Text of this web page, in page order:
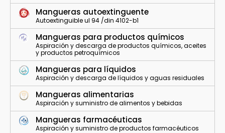
Mangueras autoextinguente
Autoextinguible ul 94 /din 4102-b1
Mangueras para productos químicos
Aspiración y descarga de productos químicos, aceites
y productos petroquímicos
Mangueras para líquidos
Aspiración y descarga de líquidos y aguas residuales
Mangueras alimentarias
Aspiración y suministro de alimentos y bebidas
Mangueras farmacéuticas
Aspiración y suministro de productos farmacéuticos